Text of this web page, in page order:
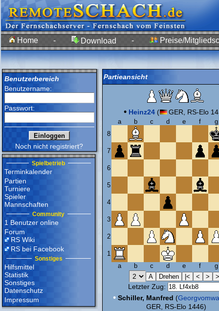
Home - Download - Preise/
Benutzerbereich
Benutzername:
Passwort:
Noch nicht registriert?
Spielbetrieb
Terminkalender
Partien
Turniere
Spieler
Mannschaften
Community
1 Benutzer online
Forum
RS Wiki
RS bei Facebook
Sonstiges
Hilfsmittel
Statistik
Sonstiges
Datenschutz
Impressum
Partieansicht
• Heinz24 ( GER, RS-Elo
a b c d e f
g
8
7
6
5
4
3
2
1
a
b c d e f g
Letzter Zug:
• Schiller, Manfred (
GER, RS-Elo 1446)